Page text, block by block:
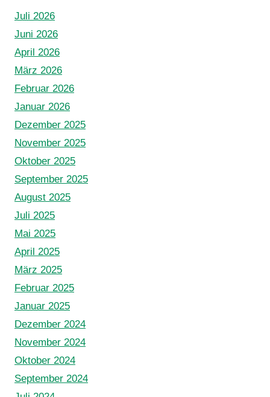
Juli 2026
Juni 2026
April 2026
März 2026
Februar 2026
Januar 2026
Dezember 2025
November 2025
Oktober 2025
September 2025
August 2025
Juli 2025
Mai 2025
April 2025
März 2025
Februar 2025
Januar 2025
Dezember 2024
November 2024
Oktober 2024
September 2024